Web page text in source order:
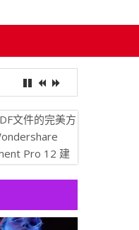
文件的完美方
Pro 12 建